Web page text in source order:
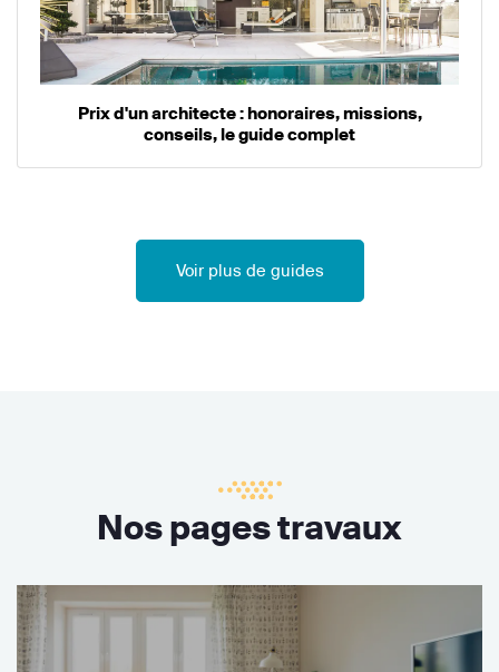
Prix d'un architecte : honoraires, missions,
conseils, le guide complet
Voir plus de guides
Nos pages travaux